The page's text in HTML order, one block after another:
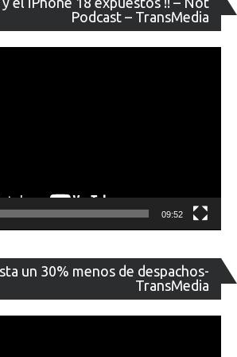
Podcast – TransMedia
de
09:52
un 30% menos de despachos-
TransMedia
de